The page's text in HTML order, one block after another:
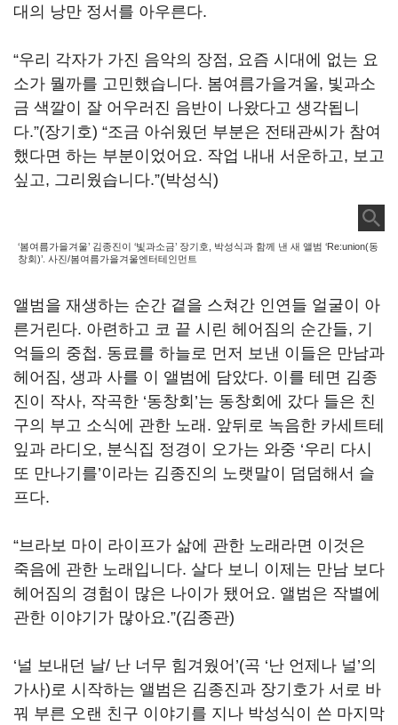
대의 낭만 정서를 아우른다.
“우리 각자가 가진 음악의 장점, 요즘 시대에 없는 요
소가 뭘까를 고민했습니다. 봄여름가을겨울, 빛과소
금 색깔이 잘 어우러진 음반이 나왔다고 생각됩니
다.”(장기호) “조금 아쉬웠던 부분은 전태관씨가 참여
했다면 하는 부분이었어요. 작업 내내 서운하고, 보고
싶고, 그리웠습니다.”(박성식)
‘봄여름가을겨울’ 김종진이 ‘빛과소금’ 장기호, 박성식과 함께 낸 새 앨범 ‘Re:union(동
창회)’. 사진/봄여름가을겨울엔터테인먼트
앨범을 재생하는 순간 곁을 스쳐간 인연들 얼굴이 아
른거린다. 아련하고 코 끝 시린 헤어짐의 순간들, 기
억들의 중첩. 동료를 하늘로 먼저 보낸 이들은 만남과
헤어짐, 생과 사를 이 앨범에 담았다. 이를 테면 김종
진이 작사, 작곡한 ‘동창회’는 동창회에 갔다 들은 친
구의 부고 소식에 관한 노래. 앞뒤로 녹음한 카세트테
잎과 라디오, 분식집 정경이 오가는 와중 ‘우리 다시
또 만나기를’이라는 김종진의 노랫말이 덤덤해서 슬
프다.
“브라보 마이 라이프가 삶에 관한 노래라면 이것은
죽음에 관한 노래입니다. 살다 보니 이제는 만남 보다
헤어짐의 경험이 많은 나이가 됐어요. 앨범은 작별에
관한 이야기가 많아요.”(김종관)
‘널 보내던 날/ 난 너무 힘겨웠어’(곡 ‘난 언제나 널’의
가사)로 시작하는 앨범은 김종진과 장기호가 서로 바
꿔 부른 오랜 친구 이야기를 지나 박성식이 쓴 마지막